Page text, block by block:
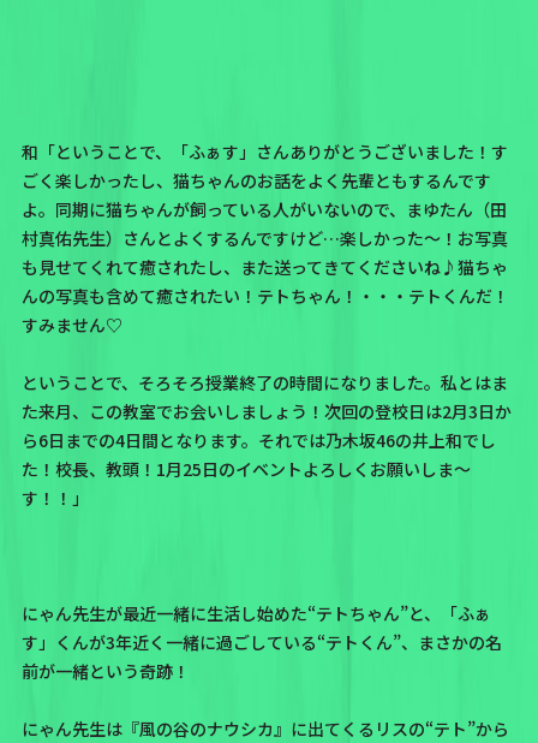
和「ということで、「ふぁす」さんありがとうございました！す
ごく楽しかったし、猫ちゃんのお話をよく先輩ともするんです
よ。同期に猫ちゃんが飼っている人がいないので、 まゆたん（田
村真佑先生）さんとよくするんですけど…楽しかった〜！お写真
も見せてくれて癒されたし、また送ってきてくださいね♪猫ちゃ
んの写真も含めて癒されたい！テトちゃん！・・・テトくんだ！
すみません♡
ということで、そろそろ授業終了の時間になりました。私とはま
た来月、この教室でお会いしましょう！次回の登校日は2月3日か
ら6日までの4日間となります。それでは乃木坂46の井上和でし
た！ 校長、教頭！1月25日のイベントよろしくお願いしま〜
す！！ 」
にゃん先生が最近一緒に生活し始めた“テトちゃん”と、「ふぁ
す」くんが3年近く一緒に過ごしている“テトくん”、まさかの名
前が一緒という奇跡！
にゃん先生は『風の谷のナウシカ』に出てくるリスの“テト”から